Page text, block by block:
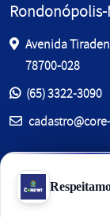
Rondonópolis-
Avenida
78700-028
Entre em contato
(65) 3322-3090
E-mail:
Sinop-MT
Av. dos